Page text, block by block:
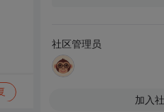
社区管理员
加入